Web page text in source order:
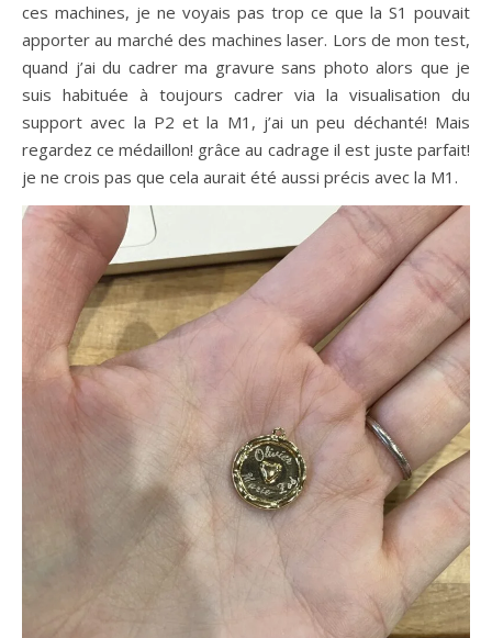
ces machines, je ne voyais pas trop ce que la S1 pouvait
apporter au marché des machines laser. Lors de mon test,
quand j’ai du cadrer ma gravure sans photo alors que je
suis habituée à toujours cadrer via la visualisation du
support avec la P2 et la M1, j’ai un peu déchanté! Mais
regardez ce médaillon! grâce au cadrage il est juste parfait!
je ne crois pas que cela aurait été aussi précis avec la M1.